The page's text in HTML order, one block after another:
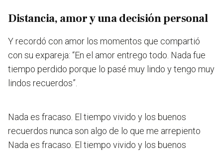
Distancia, amor y una decisión personal
Y recordó con amor los momentos que compartió
con su expareja: “En el amor entrego todo. Nada fue
tiempo perdido porque lo pasé muy lindo y tengo muy
lindos recuerdos”.
Nada es fracaso. El tiempo vivido y los buenos
recuerdos nunca son algo de lo que me arrepiento
Nada es fracaso. El tiempo vivido y los buenos